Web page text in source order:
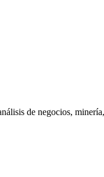
de negocios,